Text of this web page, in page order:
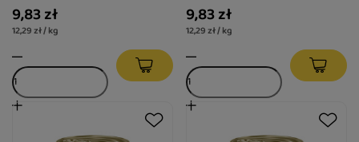
9,83 zł
12,29 zł / kg
9,83 zł
12,29 zł / kg